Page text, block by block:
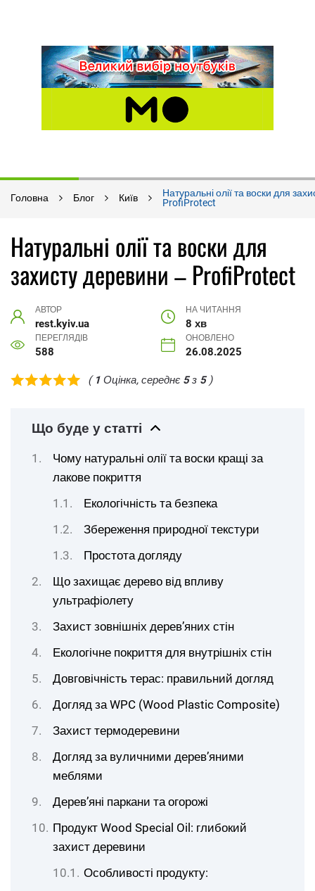
Головна Блог Київ
Натуральні олії та воски для
ProfiProtect
Натуральні олії та воски для
захисту деревини – ProfiProtect
АВТОР
rest.kyiv.ua
НА ЧИТАННЯ
8 хв
ПЕРЕГЛЯДІВ
588
ОНОВЛЕНО
26.08.2025
( 1 Оцінка, середнє 5з 5)
Що буде у статті
Чому натуральні олії та воски кращі за
лакове покриття
Екологічність та безпека
Збереження природної текстури
Простота догляду
Що захищає дерево від впливу
ультрафіолету
Захист зовнішніх дерев’яних стін
Екологічне покриття для внутрішніх стін
Довговічність терас: правильний догляд
Догляд за WPC (Wood Plastic Composite)
Захист термодеревини
Догляд за вуличними дерев’яними
меблями
Дерев’яні паркани та огорожі
Продукт Wood Special Oil: глибокий
захист деревини
Особливості продукту: